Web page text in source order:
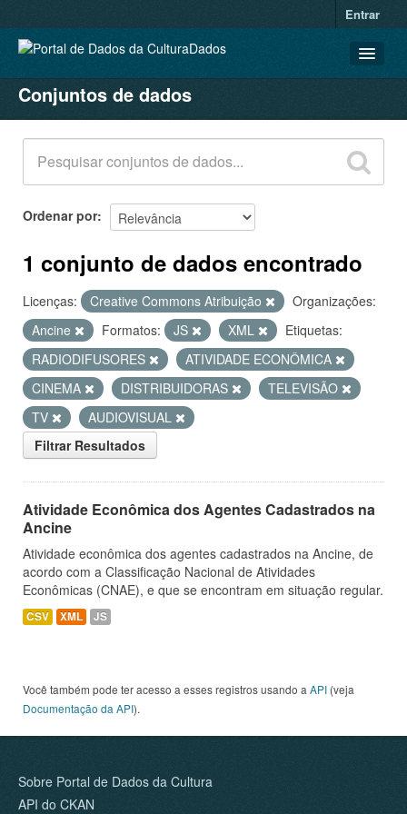
Entrar
CONJUNTOS DE DADOS
ORGANIZAÇÕES
GRUPOS
SOBRE
Conjuntos de dados
Ordenar por
1 conjunto de dados encontrado
Licenças: Creative Commons Atribuição
Organizações:
Ancine
Formatos: JS XML
Etiquetas:
RADIODIFUSORES
ATIVIDADE ECONÔMICA
CINEMA
DISTRIBUIDORAS
TELEVISÃO
TV
AUDIOVISUAL
Filtrar Resultados
Atividade Econômica dos Agentes Cadastrados na
Ancine
Atividade econômica dos agentes cadastrados na Ancine, de
acordo com a Classificação Nacional de Atividades
Econômicas (CNAE), e que se encontram em situação regular.
CSV XML JS
Você também pode ter acesso a esses registros usando a API (veja
Documentação da API).
Sobre Portal de Dados da Cultura
API do CKAN